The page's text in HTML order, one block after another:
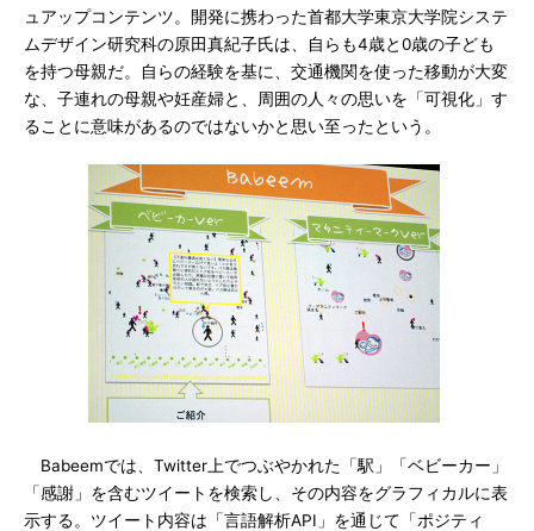
ュアップコンテンツ。開発に携わった首都大学東京大学院システ
ムデザイン研究科の原田真紀子氏は、自らも4歳と0歳の子ども
を持つ母親だ。自らの経験を基に、交通機関を使った移動が大変
な、子連れの母親や妊産婦と、周囲の人々の思いを「可視化」す
ることに意味があるのではないかと思い至ったという。
Babeemでは、Twitter上でつぶやかれた「駅」「ベビーカー」
「感謝」を含むツイートを検索し、その内容をグラフィカルに表
示する。ツイート内容は「言語解析API」を通じて「ポジティ